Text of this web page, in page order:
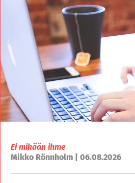
Ei mikään ihme
Mikko Rönnholm | 06.08.2026